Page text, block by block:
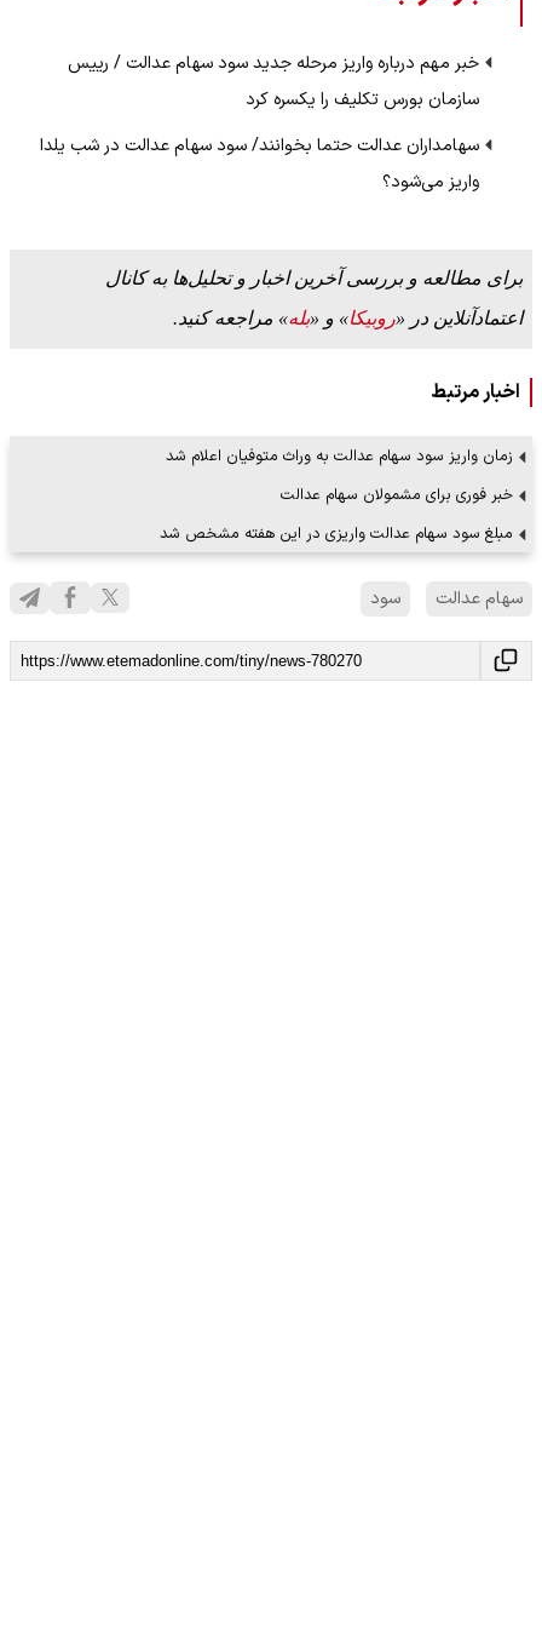
خبر مهم درباره واریز مرحله جدید سود سهام عدالت / رییس
سازمان بورس تکلیف را یکسره کرد
سهامداران عدالت حتما بخوانند/ سود سهام عدالت در شب یلدا
واریز می‌شود؟
برای مطالعه و بررسی آخرین اخبار و تحلیل‌ها به کانال
اعتمادآنلاین در «روبیکا» و «بله» مراجعه کنید.
اخبار مرتبط
زمان واریز سود سهام عدالت به وراث متوفیان اعلام شد
خبر فوری برای مشمولان سهام عدالت
مبلغ سود سهام عدالت واریزی در این هفته مشخص شد
سهام عدالت سود